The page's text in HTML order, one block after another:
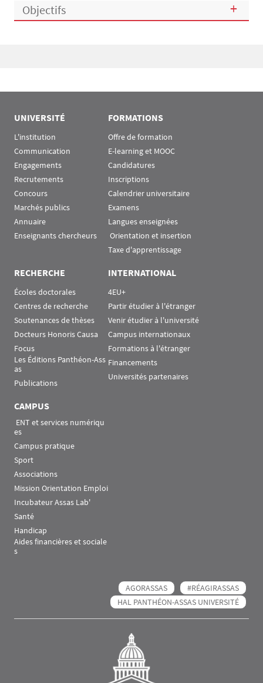
Objectifs
UNIVERSITÉ
L'institution
Communication
Engagements
Recrutements
Concours
Marchés publics
Annuaire
Enseignants chercheurs
FORMATIONS
Offre de formation
E-learning et MOOC
Candidatures
Inscriptions
Calendrier universitaire
Examens
Langues enseignées
Orientation et insertion
Taxe d'apprentissage
RECHERCHE
Écoles doctorales
Centres de recherche
Soutenances de thèses
Docteurs Honoris Causa
Focus
Les Éditions Panthéon-Ass
as
Publications
INTERNATIONAL
4EU+
Partir étudier à l'étranger
Venir étudier à l'université
Campus internationaux
Formations à l'étranger
Financements
Universités partenaires
CAMPUS
es
Campus pratique
Sport
Associations
Mission Orientation Emploi
Incubateur Assas Lab'
Santé
Handicap
Aides financières et sociale
s
AGORASSAS
#RÉAGIRASSAS
HAL PANTHÉON-ASSAS UNIVERSITÉ